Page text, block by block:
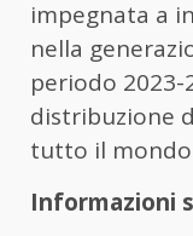
impegnata a
nella
periodo 2023-
distribuzione
tutto il
Informazioni